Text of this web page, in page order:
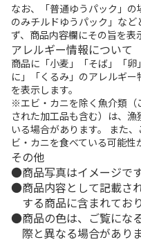
なお、「普通ゆうパック」
のみチルドゆうパック」な
ず、商品内容欄にその旨を表
アレルギー情報について
商品に「小麦」「そば」「
に」「くるみ」のアレルギ
を表示します。
※エビ・カニを除く魚介類（
された加工品も含む）は、
いる場合があります。 また
ビ・カニを食べている可能性
その他
商品写真はイメージです
商品内容として記載さ
する商品に含まれてお
商品の色は、ご覧にな
際と異なる場合がありま